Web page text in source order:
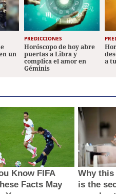
un
PREDICCIONES
Horóscopo de hoy abre
puertas a Libra y
complica el amor en
Géminis
a
Know FIFA
Facts May
Why
is the